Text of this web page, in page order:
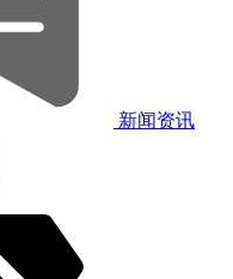
新闻资讯